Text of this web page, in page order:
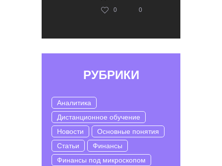
0 0
РУБРИКИ
Аналитика
Дистанционное обучение
Новости
Основные понятия
Статьи
Финансы
Финансы под микроскопом